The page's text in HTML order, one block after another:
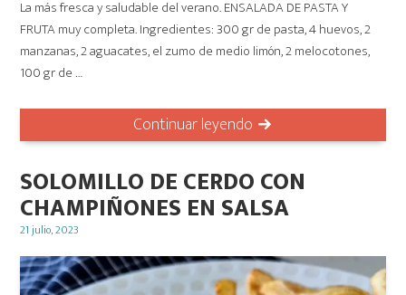
La más fresca y saludable del verano. ENSALADA DE PASTA Y
FRUTA muy completa. Ingredientes: 300 gr de pasta, 4 huevos, 2
manzanas, 2 aguacates, el zumo de medio limón, 2 melocotones,
100 gr de …
Continuar leyendo
SOLOMILLO DE CERDO CON
CHAMPIÑONES EN SALSA
Posted
21 julio, 2023